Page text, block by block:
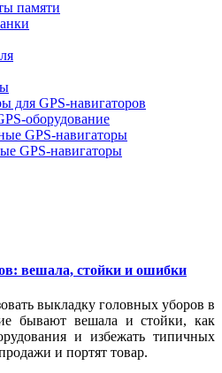
памяти
для GPS-навигаторов
оборудование
GPS-навигаторы
GPS-навигаторы
вешала, стойки и ошибки
выкладку головных уборов в
бывают вешала и стойки, как
и избежать типичных
и портят товар.